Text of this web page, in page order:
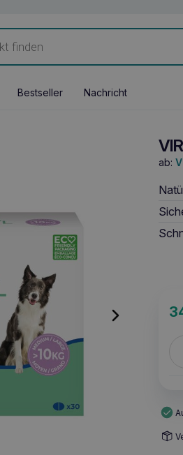
Bestseller Nachricht
ab: